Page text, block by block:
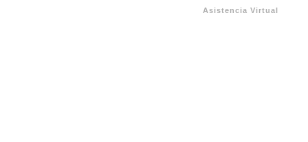
Asistencia Virtual